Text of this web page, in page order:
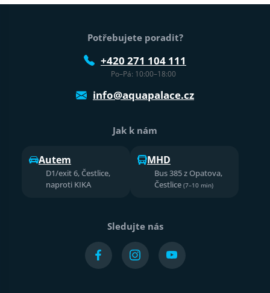
Patička webu
Potřebujete poradit?
+420 271 104 111
Po–Pá: 10:00–18:00
info@aquapalace.cz
Jak k nám
Autem
D1/exit 6, Čestlice,
naproti KIKA
MHD
Bus 385 z Opatova,
Čestlice (7–10 min)
Sledujte nás